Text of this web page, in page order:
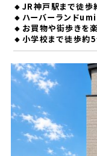
🔸JR神戸駅まで徒歩
🔸ハーバーランド
🔸お買物や街歩きを
🔸小学校まで徒歩約